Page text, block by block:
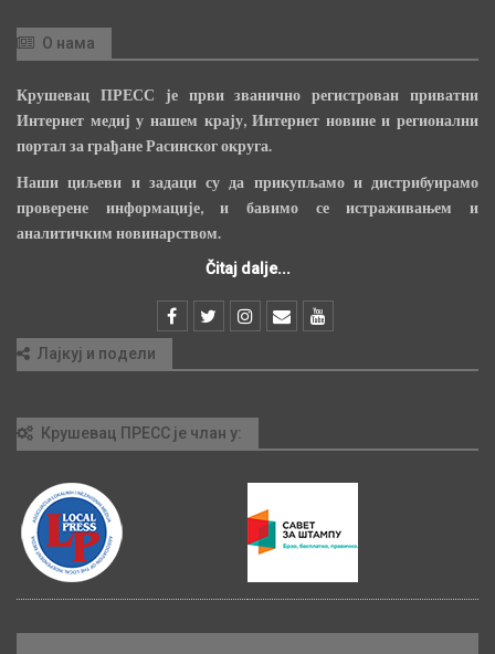
О нама
Крушевац ПРЕСС је први званично регистрован приватни
Интернет медиј у нашем крају, Интернет новине и регионални
портал за грађане Расинског округа.
Наши циљеви и задаци су да прикупљамо и дистрибуирамо
проверене информације, и бавимо се истраживањем и
аналитичким новинарством.
Čitaj dalje...
Лајкуј и подели
Крушевац ПРЕСС је члан у: